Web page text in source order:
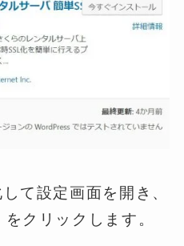
て設定画面を開き、
をクリックします。